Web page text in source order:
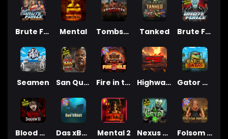
Seamen Highway to Hell
Brute Force
Mental 2
Tombstone Slaughter
San Quentin 2: Death Row
Blood & Shadow 2
Mental
Brute Force: Alien Onslaught
Nexus The Crypt
Gator Hunters
Fire in the Hole 2
Tanked
Folsom Prison
Das xBoot